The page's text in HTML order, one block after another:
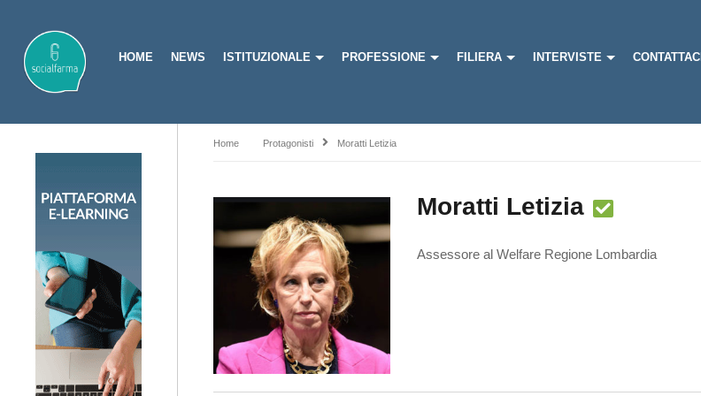
HOME NEWS ISTITUZIONALE PROFESSIONE FILIERA INTERVISTE CONTATTACI
Home Protagonisti Moratti Letizia
Moratti Letizia
Assessore al Welfare Regione Lombardia